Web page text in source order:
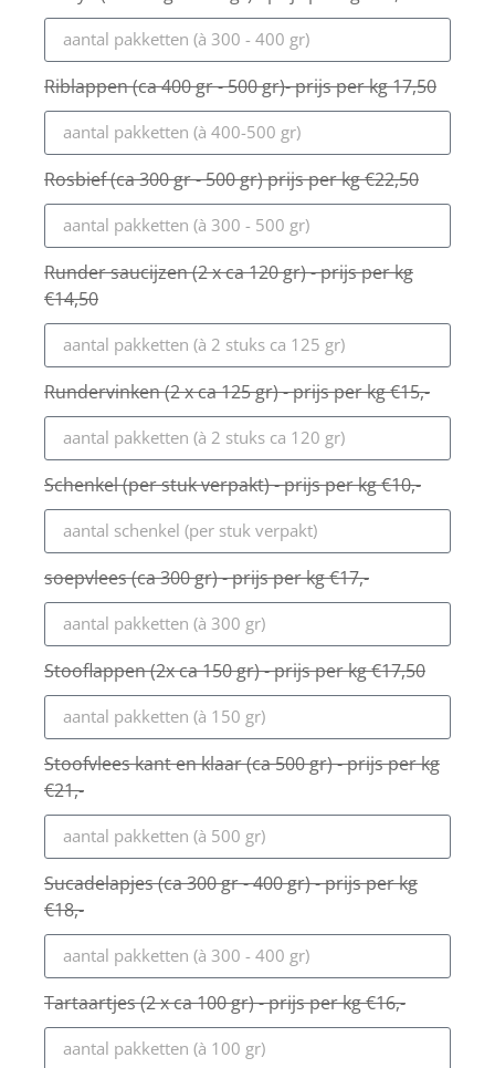
Riblappen (ca 400 gr - 500 gr)- prijs per kg 17,50
Rosbief (ca 300 gr - 500 gr) prijs per kg €22,50
Runder saucijzen (2 x ca 120 gr) - prijs per kg
€14,50
Rundervinken (2 x ca 125 gr) - prijs per kg €15,-
Schenkel (per stuk verpakt) - prijs per kg €10,-
soepvlees (ca 300 gr) - prijs per kg €17,-
Stooflappen (2x ca 150 gr) - prijs per kg €17,50
Stoofvlees kant en klaar (ca 500 gr) - prijs per kg
€21,-
Sucadelapjes (ca 300 gr - 400 gr) - prijs per kg
€18,-
Tartaartjes (2 x ca 100 gr) - prijs per kg €16,-